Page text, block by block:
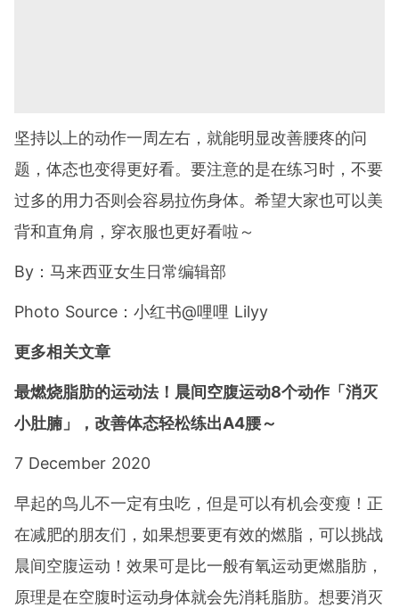
坚持以上的动作一周左右，就能明显改善腰疼的问
题，体态也变得更好看。要注意的是在练习时，不要
过多的用力否则会容易拉伤身体。希望大家也可以美
背和直角肩，穿衣服也更好看啦～
By ：马来西亚女生日常编辑部
Photo Source ：小红书@哩哩 Lilyy
更多相关文章
最燃烧脂肪的运动法！晨间空腹运动8个动作「消灭
小肚腩」，改善体态轻松练出A4腰～
7 December 2020
早起的鸟儿不一定有虫吃，但是可以有机会变瘦！正
在减肥的朋友们，如果想要更有效的燃脂，可以挑战
晨间空腹运动！效果可是比一般有氧运动更燃脂肪，
原理是在空腹时运动身体就会先消耗脂肪。想要消灭